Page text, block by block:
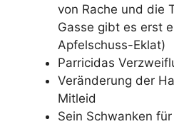
von Rache und die
Gasse gibt es erst
Apfelschuss-Eklat)
Parricidas
Veränderung der
Mitleid
Sein Schwanken